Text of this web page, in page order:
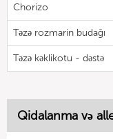
Chorizo
Təzə rozmarin budağı
Təzə kəklikotu - dəstə
Qidalanma və